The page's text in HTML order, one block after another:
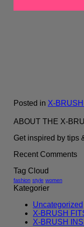
Posted in X-
ABOUT THE X-
Get inspired by tips
Recent Comments
Tag Cloud
fashion style women
Kategorier
Uncategorized
X-BRUSH
X-BRUSH